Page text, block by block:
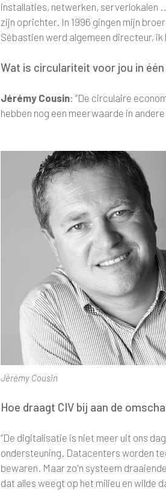
installaties, netwerken, serverlokalen
zijn oprichter. In 1996 gingen mijn
Sébastien werd algemeen directeur,
Wat is circulariteit voor jou in één
Jérémy Cousin: “De circulaire
hebben nog een meerwaarde in
Jérémy Cousin
Hoe draagt CIV bij aan de
“De digitalisatie is niet meer uit ons
ondersteuning. Datacenters worden
bewaren. Maar zo'n systeem
dat alles weegt op het milieu en wilde